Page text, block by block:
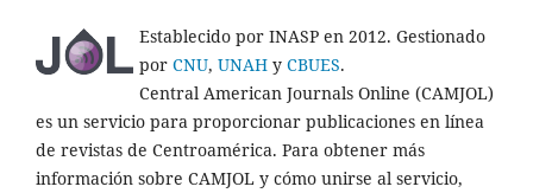
Establecido por INASP en 2012. Gestionado
por CNU, UNAH y CBUES.
Central American Journals Online (CAMJOL)
es un servicio para proporcionar publicaciones en línea
de revistas de Centroamérica. Para obtener más
información sobre CAMJOL y cómo unirse al servicio,